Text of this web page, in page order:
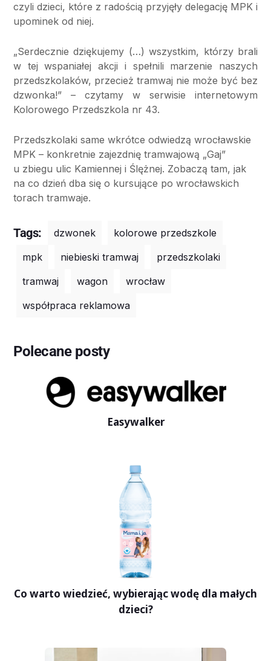
czyli dzieci, które z radością przyjęły delegację MPK i
upominek od niej.
„Serdecznie dziękujemy (…) wszystkim, którzy brali
w tej wspaniałej akcji i spełnili marzenie naszych
przedszkolaków, przecież tramwaj nie może być bez
dzwonka!” – czytamy w serwisie internetowym
Kolorowego Przedszkola nr 43.
Przedszkolaki same wkrótce odwiedzą wrocławskie
MPK – konkretnie zajezdnię tramwajową „Gaj”
u zbiegu ulic Kamiennej i Ślężnej. Zobaczą tam, jak
na co dzień dba się o kursujące po wrocławskich
torach tramwaje.
Tags: dzwonek
kolorowe przedszkole
mpk
niebieski tramwaj
przedszkolaki
tramwaj
wagon
wrocław
współpraca reklamowa
Polecane posty
Easywalker
Co warto wiedzieć, wybierając wodę dla małych
dzieci?